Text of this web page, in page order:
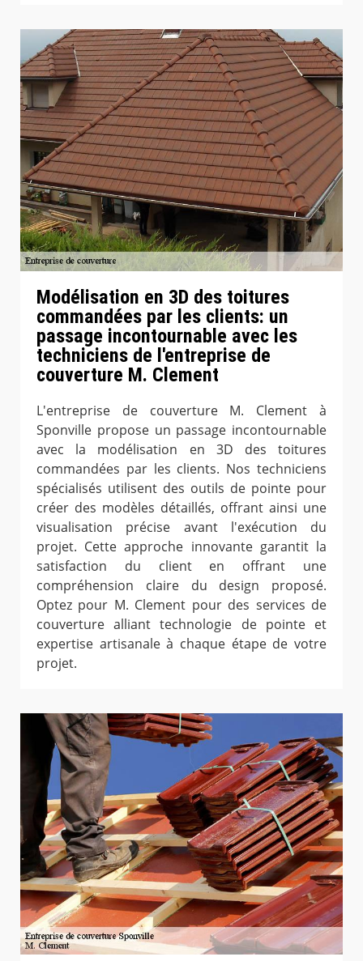
Modélisation en 3D des toitures
commandées par les clients: un
passage incontournable avec les
techniciens de l'entreprise de
couverture M. Clement
L'entreprise de couverture M. Clement à
Sponville propose un passage incontournable
avec la modélisation en 3D des toitures
commandées par les clients. Nos techniciens
spécialisés utilisent des outils de pointe pour
créer des modèles détaillés, offrant ainsi une
visualisation précise avant l'exécution du
projet. Cette approche innovante garantit la
satisfaction du client en offrant une
compréhension claire du design proposé.
Optez pour M. Clement pour des services de
couverture alliant technologie de pointe et
expertise artisanale à chaque étape de votre
projet.